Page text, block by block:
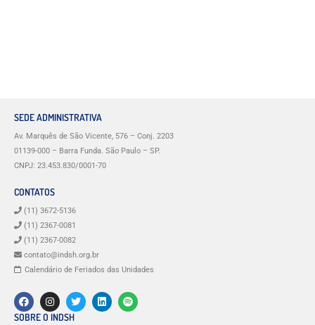
SEDE ADMINISTRATIVA
Av. Marquês de São Vicente, 576 – Conj. 2203
01139-000 – Barra Funda. São Paulo – SP.
CNPJ: 23.453.830/0001-70
CONTATOS
(11) 3672-5136
(11) 2367-0081
(11) 2367-0082
contato@indsh.org.br
Calendário de Feriados das Unidades
SOBRE O INDSH